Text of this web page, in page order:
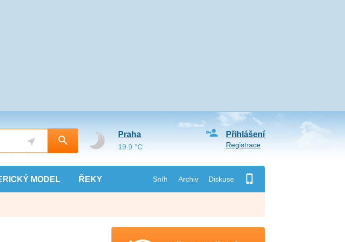
MODEL ŘEKY Sníh Archiv Diskuse
Přihlášení
Registrace
Praha
19.9 °C